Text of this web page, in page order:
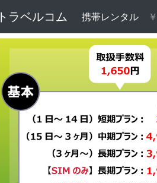
トラベルコム 携帯レンタル